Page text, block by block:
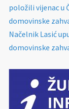
položili vijenac u
domovinske
Načelnik Lasić
domovinske